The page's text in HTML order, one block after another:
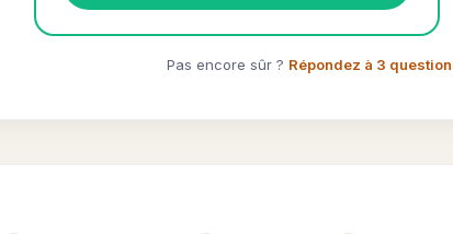
Pas encore sûr ? Répondez à 3